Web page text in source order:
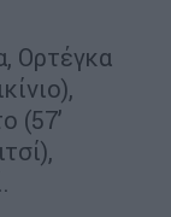
Ορτέγκα
(57’